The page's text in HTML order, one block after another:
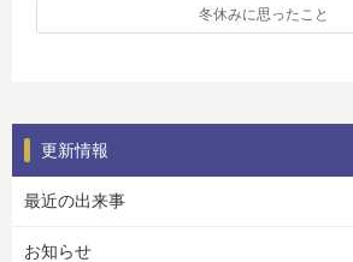
冬休みに思ったこと
更新情報
最近の出来事
お知らせ